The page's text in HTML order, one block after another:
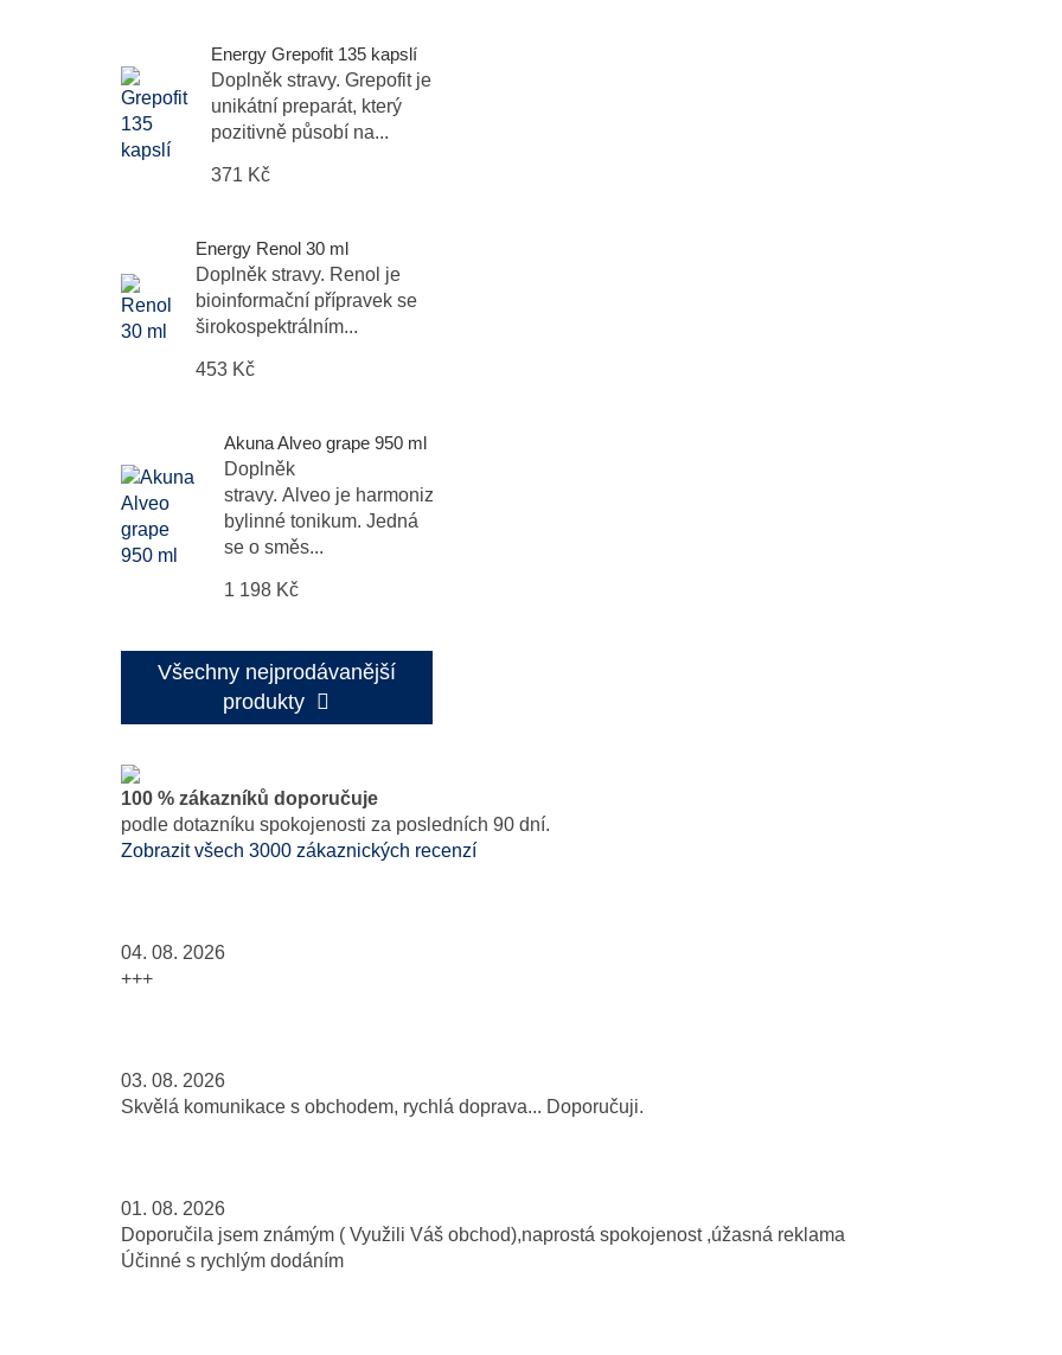
Energy Grepofit 135 kapslí
Doplněk stravy. Grepofit je
unikátní preparát, který
pozitivně působí na...
371 Kč
Energy Renol 30 ml
Doplněk stravy. Renol je
bioinformační přípravek se
širokospektrálním...
453 Kč
Akuna Alveo grape 950 ml
Doplněk
stravy. Alveo je harmonizační
bylinné tonikum. Jedná
se o směs...
1 198 Kč
Všechny nejprodávanější
produkty
100 % zákazníků doporučuje
podle dotazníku spokojenosti za posledních 90 dní.
Zobrazit všech 3000 zákaznických recenzí
04. 08. 2026
+++
03. 08. 2026
Skvělá komunikace s obchodem, rychlá doprava... Doporučuji.
01. 08. 2026
Doporučila jsem známým ( Využili Váš obchod),naprostá spokojenost ,úžasná reklama
Účinné s rychlým dodáním